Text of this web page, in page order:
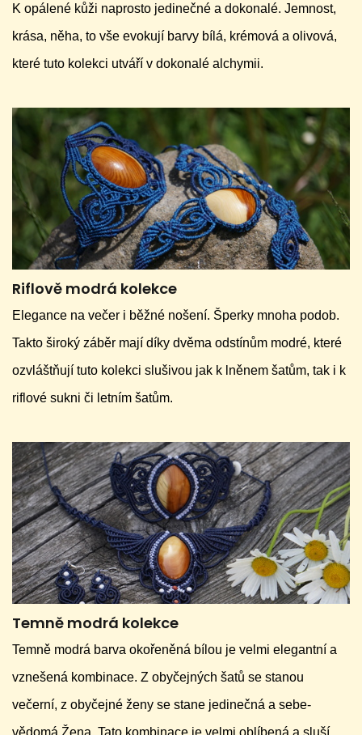
K opálené kůži naprosto jedinečné a dokonalé. Jemnost,
krása, něha, to vše evokují barvy bílá, krémová a olivová,
které tuto kolekci utváří v dokonalé alchymii.
Riflově modrá kolekce
Elegance na večer i běžné nošení. Šperky mnoha podob.
Takto široký záběr mají díky dvěma odstínům modré, které
ozvláštňují tuto kolekci slušivou jak k lněnem šatům, tak i k
riflové sukni či letním šatům.
Temně modrá kolekce
Temně modrá barva okořeněná bílou je velmi elegantní a
vznešená kombinace. Z obyčejných šatů se stanou
večerní, z obyčejné ženy se stane jedinečná a sebe-
vědomá Žena. Tato kombinace je velmi oblíbená a sluší